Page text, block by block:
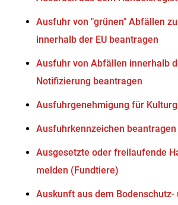
Ausfuhr von "grünen" Abfällen
innerhalb der EU beantragen
Ausfuhr von Abfällen innerhalb
Notifizierung beantragen
Ausfuhrgenehmigung für
Ausfuhrkennzeichen beantragen
Ausgesetzte oder freilaufende
melden (Fundtiere)
Auskunft aus dem Bodenschutz-